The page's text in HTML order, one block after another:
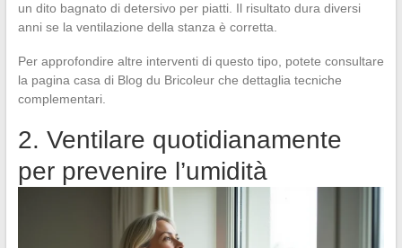
un dito bagnato di detersivo per piatti. Il risultato dura diversi
anni se la ventilazione della stanza è corretta.
Per approfondire altre interventi di questo tipo, potete consultare
la pagina casa di Blog du Bricoleur che dettaglia tecniche
complementari.
2. Ventilare quotidianamente
per prevenire l’umidità